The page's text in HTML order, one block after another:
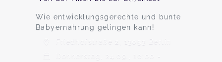
Wie entwicklungsgerechte und bunte
Babyernährung gelingen kann!
Friedhofstraße 2, 13053 Berlin
Donnerstag, 24.09., 10:00 -